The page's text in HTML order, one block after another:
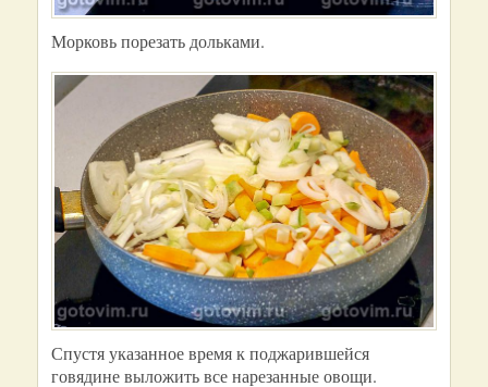
Морковь порезать дольками.
Спустя указанное время к поджарившейся
говядине выложить все нарезанные овощи.